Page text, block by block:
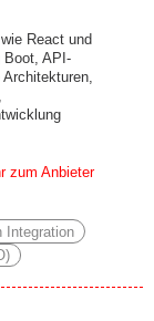
React und
Boot, API-
zum Anbieter
Integration